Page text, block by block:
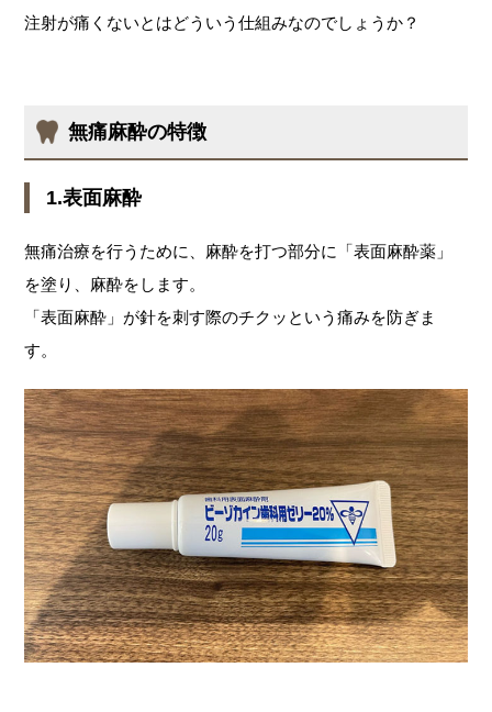
注射が痛くないとはどういう仕組みなのでしょうか？
無痛麻酔の特徴
1.表面麻酔
無痛治療を行うために、麻酔を打つ部分に「表面麻酔薬」
を塗り、麻酔をします。
「表面麻酔」が針を刺す際のチクッという痛みを防ぎま
す。